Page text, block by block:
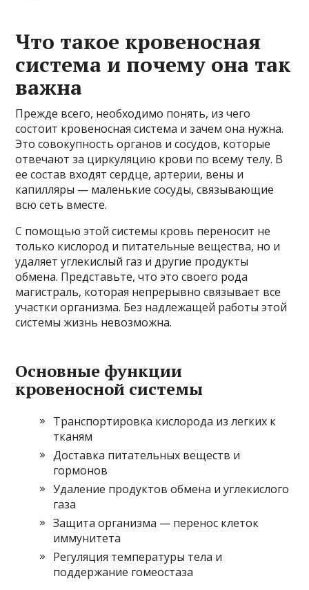
Что такое кровеносная
система и почему она так
важна
Прежде всего, необходимо понять, из чего
состоит кровеносная система и зачем она нужна.
Это совокупность органов и сосудов, которые
отвечают за циркуляцию крови по всему телу. В
ее состав входят сердце, артерии, вены и
капилляры — маленькие сосуды, связывающие
всю сеть вместе.
С помощью этой системы кровь переносит не
только кислород и питательные вещества, но и
удаляет углекислый газ и другие продукты
обмена. Представьте, что это своего рода
магистраль, которая непрерывно связывает все
участки организма. Без надлежащей работы этой
системы жизнь невозможна.
Основные функции
кровеносной системы
Транспортировка кислорода из легких к
тканям
Доставка питательных веществ и
гормонов
Удаление продуктов обмена и углекислого
газа
Защита организма — перенос клеток
иммунитета
Регуляция температуры тела и
поддержание гомеостаза